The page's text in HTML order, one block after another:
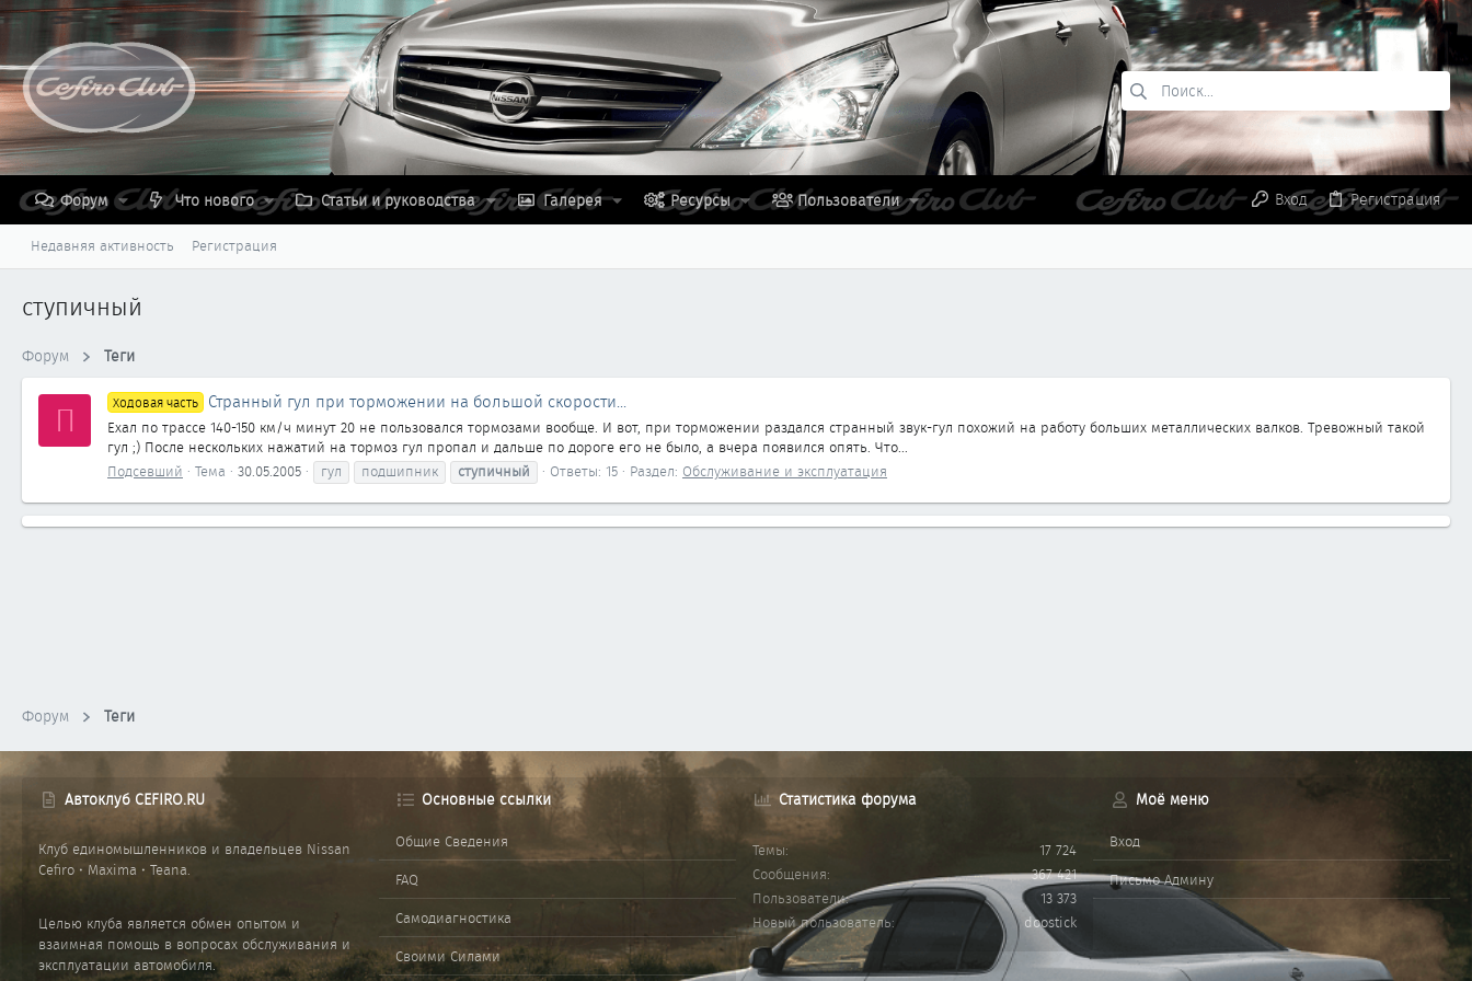
Форум Что нового Статьи и руководства Галерея Ресурсы Пользователи Вход Регистрация
Недавняя активность Регистрация
ступичный
Форум Теги
П Ходовая часть Странный гул при торможении на большой скорости...
Ехал по трассе 140-150 км/ч минут 20 не пользовался тормозами вообще. И вот, при торможении раздался странный звук-гул похожий на работу больших металлических валков. Тревожный такой
гул ;) После нескольких нажатий на тормоз гул пропал и дальше по дороге его не было, а вчера появился опять. Что...
Подсевший
Тема 30.05.2005 гул подшипник ступичный Ответы: 15 Раздел: Обслуживание и эксплуатация
Форум Теги
Автоклуб CEFIRO.RU
Клуб единомышленников и владельцев Nissan
Cefiro • Maxima • Teana.
Целью клуба является обмен опытом и
взаимная помощь в вопросах обслуживания и
эксплуатации автомобиля.
Основные ссылки
Общие Сведения
FAQ
Самодиагностика
Своими Силами
Статистика форума
Темы
17 724
Сообщения
367 421
Пользователи
13 373
Новый пользователь
doostick
Моё меню
Вход
Письмо Админу